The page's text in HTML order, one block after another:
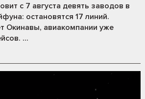
с 7 августа девять заводов в
остановятся 17 линий.
Окинавы, авиакомпании уже
...